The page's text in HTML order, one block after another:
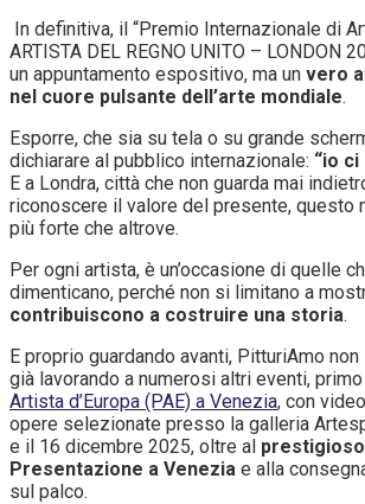
In definitiva, il “Premio Internazionale di
ARTISTA DEL REGNO UNITO – LONDON
un appuntamento espositivo, ma un vero
nel cuore pulsante dell’arte mondiale.
Esporre, che sia su tela o su grande
dichiarare al pubblico internazionale: “io ci
E a Londra, città che non guarda mai
riconoscere il valore del presente, questo
più forte che altrove.
Per ogni artista, è un’occasione di quelle
dimenticano, perché non si limitano a
contribuiscono a costruire una storia.
E proprio guardando avanti, PitturiAmo
già lavorando a numerosi altri eventi,
Artista d’Europa (PAE) a Venezia, con
opere selezionate presso la galleria
e il 16 dicembre 2025, oltre al prestigioso
Presentazione a Venezia e alla
sul palco.